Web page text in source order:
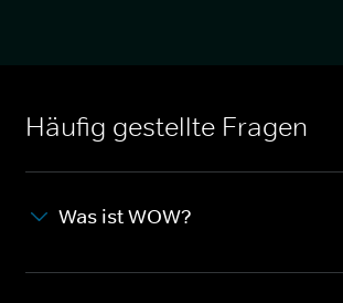
Häufig gestellte Fragen
Was ist WOW?